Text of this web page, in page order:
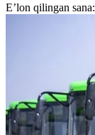
E’lon qilingan sana: